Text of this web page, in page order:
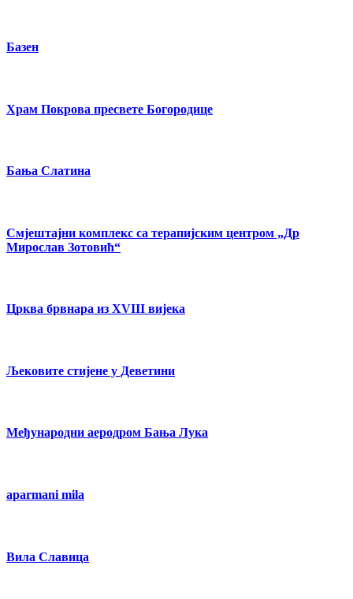
Базен
Храм Покрова пресвете Богородице
Бања Слатина
Смјештајни комплекс са терапијским центром „Др
Мирослав Зотовић“
Црква брвнара из XVIII вијека
Љековите стијене у Деветини
Међународни аеродром Бања Лука
aparmani mila
Вила Славица